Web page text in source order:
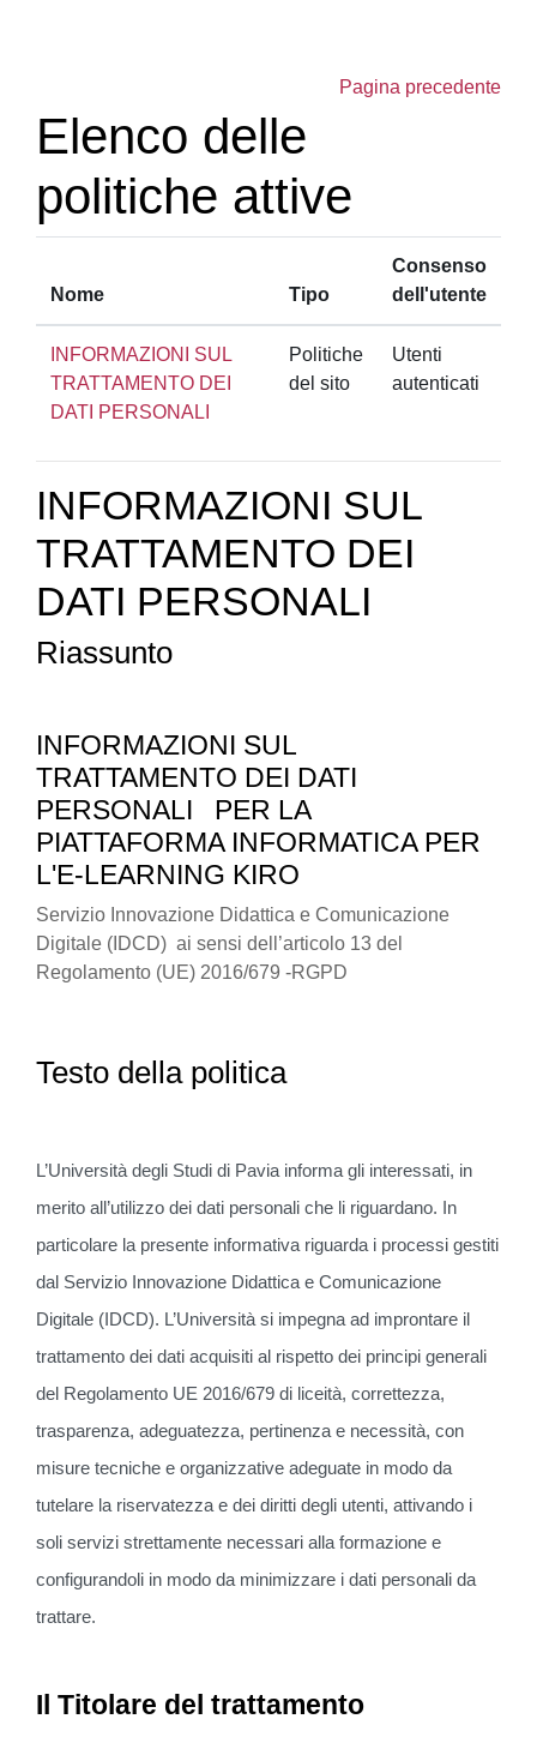
Pagina precedente
Elenco delle
politiche attive
Nome Tipo
Consenso
dell'utente
INFORMAZIONI SUL
TRATTAMENTO DEI
DATI PERSONALI
Politiche
del sito
Utenti
autenticati
INFORMAZIONI SUL
TRATTAMENTO DEI
DATI PERSONALI
Riassunto
INFORMAZIONI SUL
TRATTAMENTO DEI DATI
PERSONALI
PER LA
PIATTAFORMA INFORMATICA PER
L'E-LEARNING KIRO
Servizio Innovazione Didattica e Comunicazione
Digitale (IDCD) ai sensi dell’articolo 13 del
Regolamento (UE) 2016/679 -RGPD
Testo della politica
L’Università degli Studi di Pavia informa gli interessati, in
merito all’utilizzo dei dati personali che li riguardano. In
particolare la presente informativa riguarda i processi gestiti
dal Servizio Innovazione Didattica e Comunicazione
Digitale (IDCD). L’Università si impegna ad improntare il
trattamento dei dati acquisiti al rispetto dei principi generali
del Regolamento UE 2016/679 di liceità, correttezza,
trasparenza, adeguatezza, pertinenza e necessità, con
misure tecniche e organizzative adeguate in modo da
tutelare la riservatezza e dei diritti degli utenti, attivando i
soli servizi strettamente necessari alla formazione e
configurandoli in modo da minimizzare i dati personali da
trattare.
Il Titolare del trattamento